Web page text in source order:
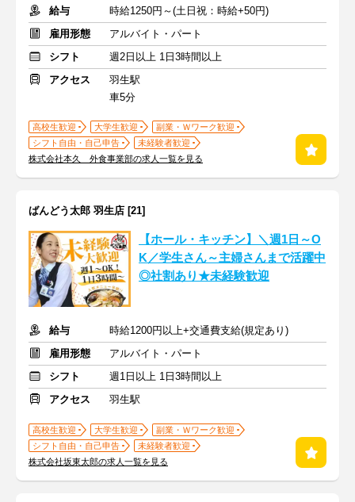
給与
時給1250円～(土日祝：時給+50円)
雇用形態
アルバイト・パート
シフト
週2日以上 1日3時間以上
アクセス
羽生駅
車5分
高校生歓迎 大学生歓迎
副業・Ｗワーク歓迎
シフト自由・自己申告
未経験者歓迎
株式会社本久 外食事業部の求人一覧を見る
ばんどう太郎 羽生店 [21]
【ホール・キッチン】＼週1日～O
K／学生さん～主婦さんまで活躍中
◎社割あり★未経験歓迎
給与
時給1200円以上+交通費支給(規定あり)
雇用形態
アルバイト・パート
シフト
週1日以上 1日3時間以上
アクセス
羽生駅
高校生歓迎 大学生歓迎
副業・Ｗワーク歓迎
シフト自由・自己申告
未経験者歓迎
株式会社坂東太郎の求人一覧を見る